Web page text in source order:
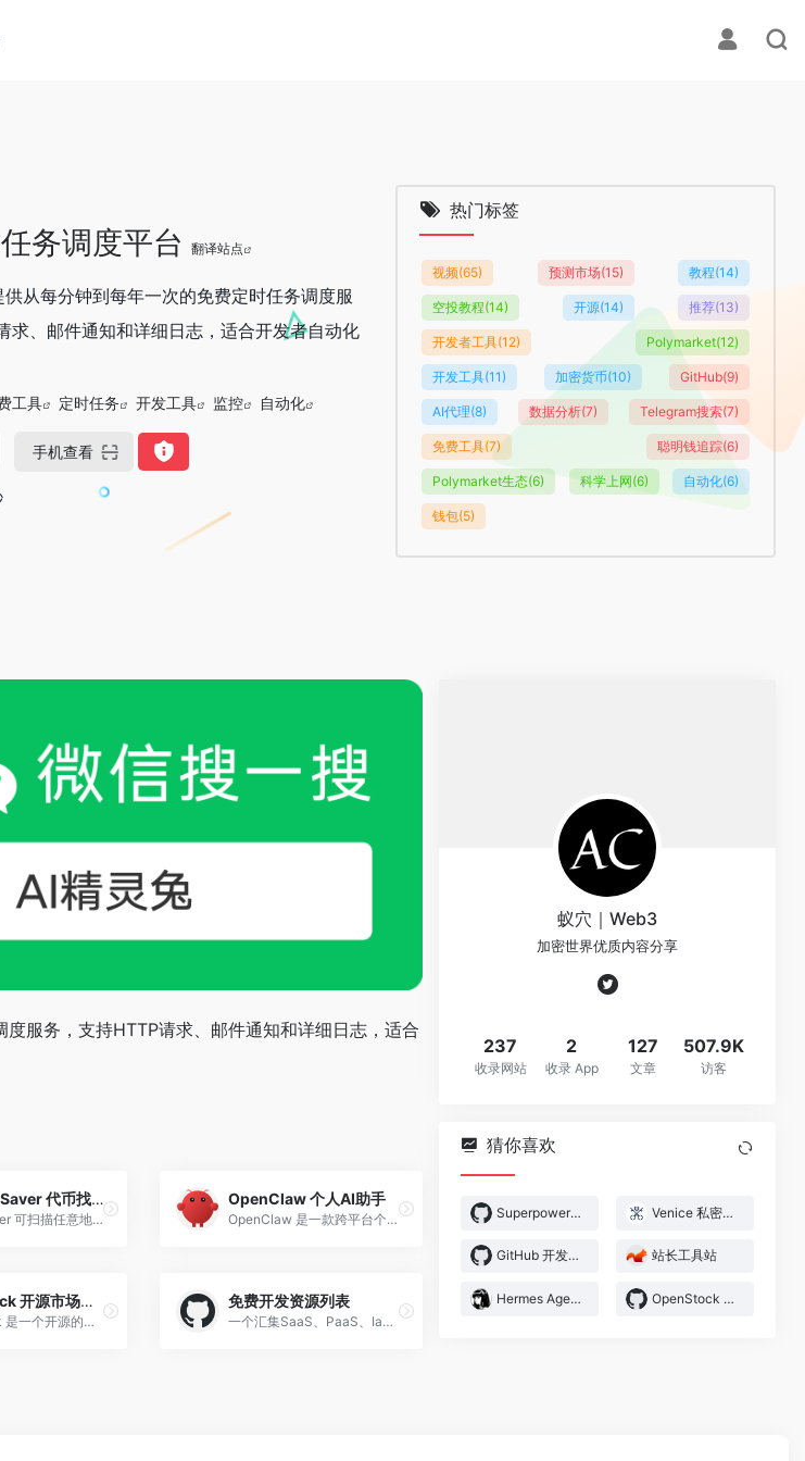
务调度平台 翻译站点
从每分钟到每年一次的免费定时任务调度服
求、邮件通知和详细日志，适合开发者自动化
工具 定时任务 开发工具 监控 自动化
手机查看
热门标签
视频(65) 预测市场(15) 教程(14)
空投教程(14) 开源(14) 推荐(13)
开发者工具(12) Polymarket(12)
开发工具(11) 加密货币(10) GitHub(9)
AI代理(8) 数据分析(7) Telegram搜索(7)
免费工具(7) 聪明钱追踪(6)
Polymarket生态(6) 科学上网(6) 自动化(6)
钱包(5)
服务，支持HTTP请求、邮件通知和详细日志，适合
代币找回工具
Token Saver 可扫描任意地址，查找滞留在智能钱包中的代币，同时检测未领取的奖励与空投。整个过程免费，扫描在浏览器本地完成，保护隐私，是加密货币用户找回沉睡资产的高效工具。
OpenClaw 个人AI助手
OpenClaw 是一款跨平台个人AI助手，能在任何平台上执行实际任务，帮助用户提高效率、自动化工作流，真正实现智能助理的价值。
OpenStock 开源市场平台
OpenStock 是一个开源的市场数据平台，替代昂贵商业服务。提供实时价格追踪、个性化提醒和公司深度分析，对所有用户永久免费。
免费开发资源列表
一个汇集SaaS、PaaS、IaaS等免费服务的GitHub列表，涵盖DevOps和开发者常用的各种免费层级，持续更新。
蚁穴｜Web3
加密世界优质内容分享
237
收录网站
2
收录 App
127
文章
507.9K
访客
猜你喜欢
Superpowers 开发框架 Venice 私密无审查AI
GitHub 开发者平台 站长工具站
Hermes Agent 智能代理 OpenStock 开源市场平台